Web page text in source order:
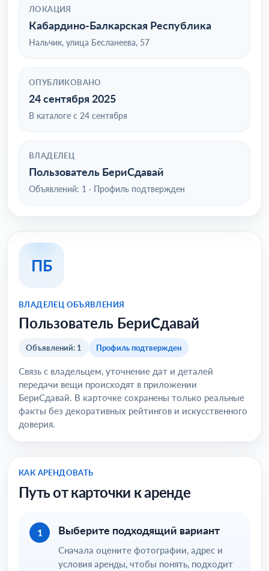
ЛОКАЦИЯ
Кабардино-Балкарская Республика
Нальчик, улица Бесланеева, 57
ОПУБЛИКОВАНО
24 сентября 2025
В каталоге с 24 сентября
ВЛАДЕЛЕЦ
Пользователь БериСдавай
Объявлений: 1 · Профиль подтвержден
ПБ
ВЛАДЕЛЕЦ ОБЪЯВЛЕНИЯ
Пользователь БериСдавай
Объявлений: 1 Профиль подтвержден
Связь с владельцем, уточнение дат и деталей
передачи вещи происходят в приложении
БериСдавай. В карточке сохранены только реальные
факты без декоративных рейтингов и искусственного
доверия.
КАК АРЕНДОВАТЬ
Путь от карточки к аренде
1 Выберите подходящий вариант
Сначала оцените фотографии, адрес и
условия аренды, чтобы понять, подходит